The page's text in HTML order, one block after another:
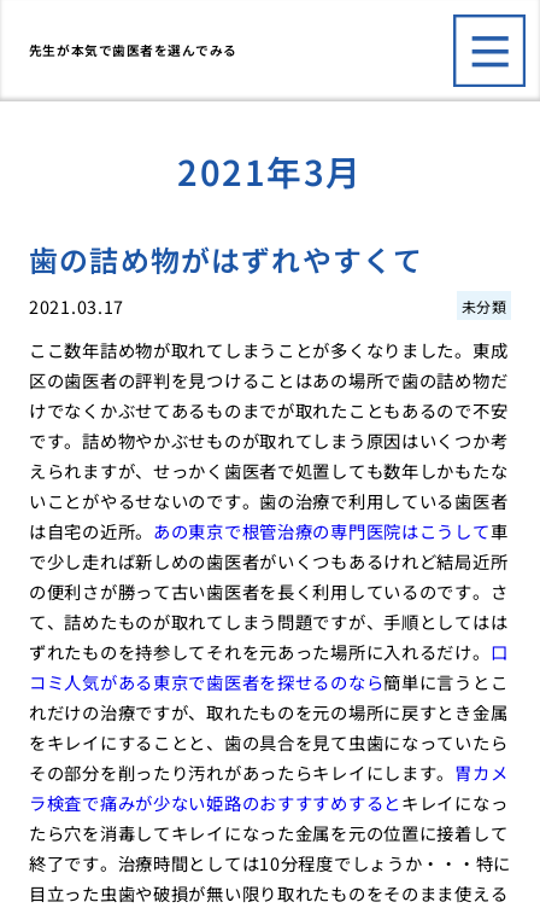
先生が本気で歯医者を選んでみる
2021年3月
歯の詰め物がはずれやすくて
2021.03.17 未分類
ここ数年詰め物が取れてしまうことが多くなりました。東成
区の歯医者の評判を見つけることはあの場所で歯の詰め物だ
けでなくかぶせてあるものまでが取れたこともあるので不安
です。詰め物やかぶせものが取れてしまう原因はいくつか考
えられますが、せっかく歯医者で処置しても数年しかもたな
いことがやるせないのです。歯の治療で利用している歯医者
は自宅の近所。 あの東京で根管治療の専門医院はこうして車
で少し走れば新しめの歯医者がいくつもあるけれど結局近所
の便利さが勝って古い歯医者を長く利用しているのです。さ
て、詰めたものが取れてしまう問題ですが、手順としてはは
ずれたものを持参してそれを元あった場所に入れるだけ。 口
コミ人気がある東京で歯医者を探せるのなら簡単に言うとこ
れだけの治療ですが、取れたものを元の場所に戻すとき金属
をキレイにすることと、歯の具合を見て虫歯になっていたら
その部分を削ったり汚れがあったらキレイにします。 胃カメ
ラ検査で痛みが少ない姫路のおすすすめするとキレイになっ
たら穴を消毒してキレイになった金属を元の位置に接着して
終了です。治療時間としては10分程度でしょうか・・・特に
目立った虫歯や破損が無い限り取れたものをそのまま使える